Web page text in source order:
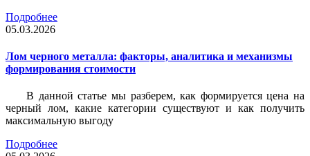
Подробнее
05.03.2026
Лом черного металла: факторы, аналитика и механизмы
формирования стоимости
В данной статье мы разберем, как формируется цена на
черный лом, какие категории существуют и как получить
максимальную выгоду
Подробнее